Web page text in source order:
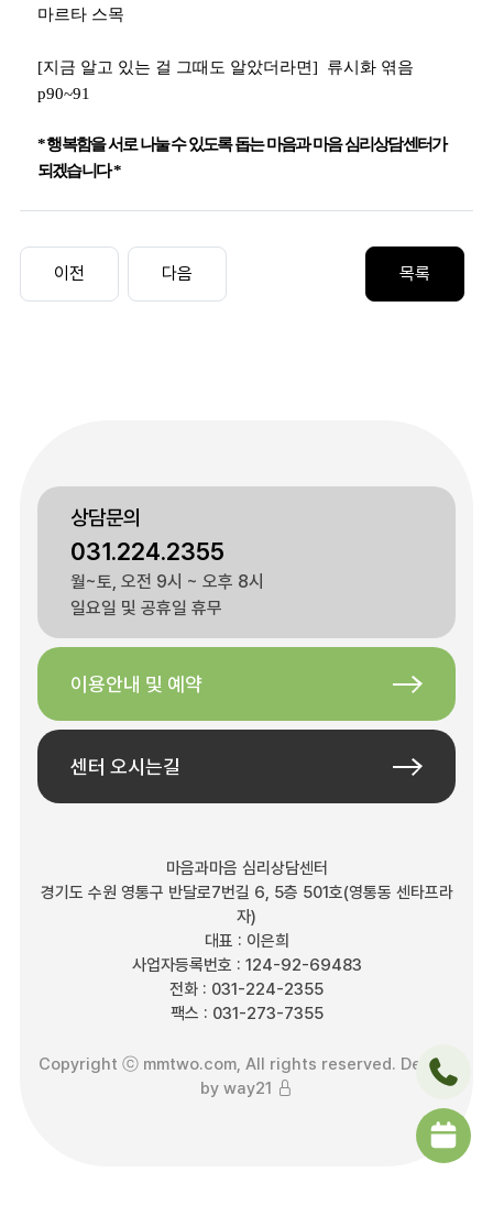
마르타 스목
[지금 알고 있는 걸 그때도 알았더라면] 류시화 엮음
p90~91
*행복함을 서로 나눌 수 있도록 돕는 마음과 마음 심리상담센터가
되겠습니다*
마음과마음 심리상담센터
경기도 수원 영통구 반달로7번길 6, 5층 501호(영통동 센타프라
자)
대표 : 이은희
사업자등록번호 : 124-92-69483
전화 : 031-224-2355
팩스 : 031-273-7355
Copyright ⓒ mmtwo.com, All rights reserved. Design
by way21
상담문의
031.224.2355
월~토, 오전 9시 ~ 오후 8시
일요일 및 공휴일 휴무
이용안내 및 예약
센터 오시는길